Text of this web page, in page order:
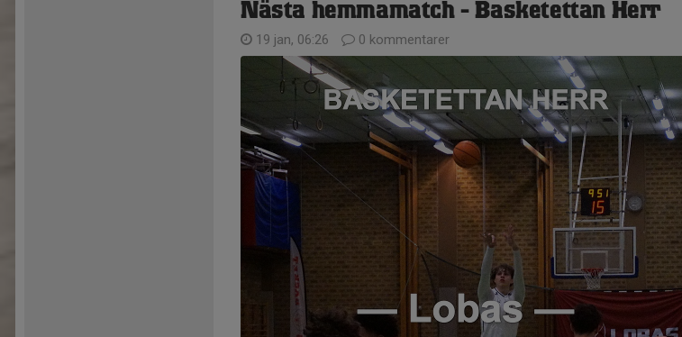
Nästa hemmamatch - Basketettan Herr
19 jan, 06:26 0 kommentarer